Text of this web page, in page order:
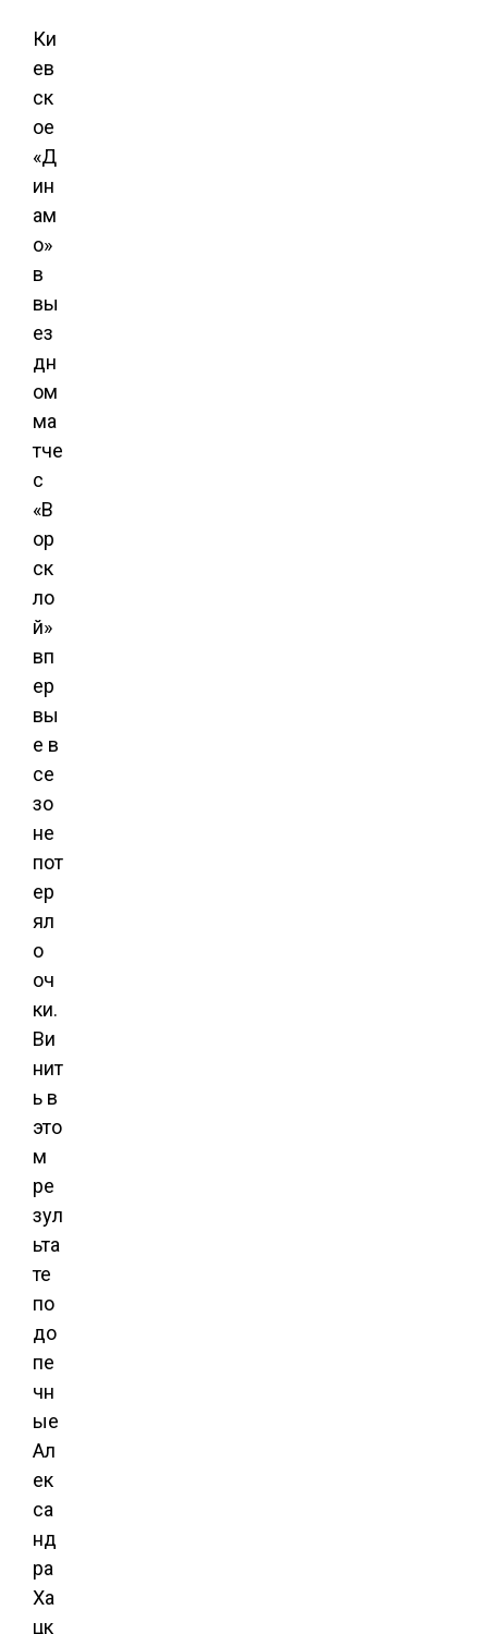
Ки
ев
ск
ое
«Д
ин
ам
о»
в
вы
ез
дн
ом
ма
тче
с
«В
ор
ск
ло
й»
вп
ер
вы
е в
се
зо
не
пот
ер
ял
о
оч
ки.
Ви
нит
ь в
это
м
ре
зул
ьта
те
по
до
пе
чн
ые
Ал
ек
са
нд
ра
Ха
цк